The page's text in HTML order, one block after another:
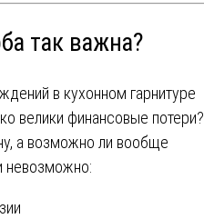
так важна?
в кухонном гарнитуре
велики финансовые потери?
а возможно ли вообще
невозможно: